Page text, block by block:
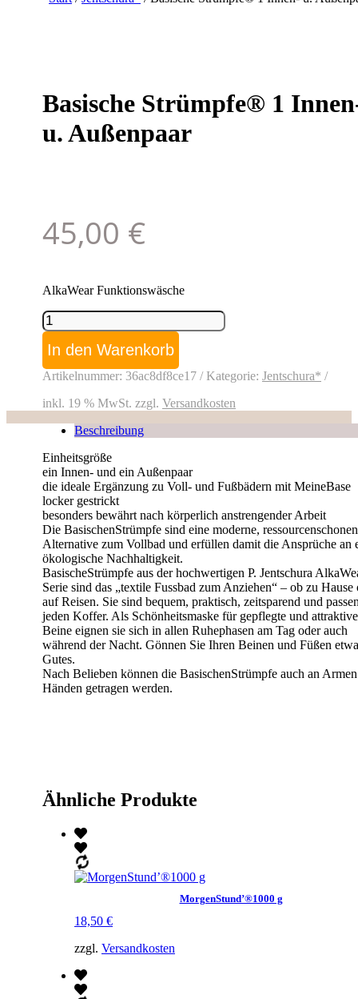
Basische Strümpfe® 1
u. Außenpaar
45,00 €
AlkaWear Funktionswäsche
Basische
Strümpfe®
Innen-
u.
Menge
In den Warenkorb
Artikelnummer: 36ac8df8ce17 Kategorie: Jentschura*
inkl. 19 % MwSt. zzgl. Versandkosten
Beschreibung
Einheitsgröße
ein Innen- und ein Außenpaar
die ideale Ergänzung zu Voll- und Fußbädern mit MeineBase
locker gestrickt
besonders bewährt nach körperlich anstrengender Arbeit
Die BasischenStrümpfe sind eine moderne,
Alternative zum Vollbad und erfüllen damit die Ansprüche an
ökologische Nachhaltigkeit.
BasischeStrümpfe aus der hochwertigen P. Jentschura
Serie sind das „textile Fussbad zum Anziehen“ – ob zu Hause
auf Reisen. Sie sind bequem, praktisch, zeitsparend und
jeden Koffer. Als Schönheitsmaske für gepflegte und attraktive
Beine eignen sie sich in allen Ruhephasen am Tag oder auch
während der Nacht. Gönnen Sie Ihren Beinen und Füßen
Gutes.
Nach Belieben können die BasischenStrümpfe auch an
Händen getragen werden.
Ähnliche Produkte
MorgenStund’®1000 g
18,50 €
zzgl. Versandkosten